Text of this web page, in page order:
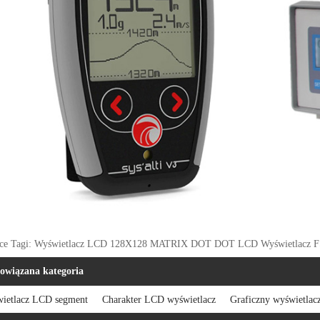
Tagi: Wyświetlacz LCD 128X128 MATRIX DOT DOT LCD Wyświetlacz
kategoria
LCD segment Charakter LCD wyświetlacz Graficzny